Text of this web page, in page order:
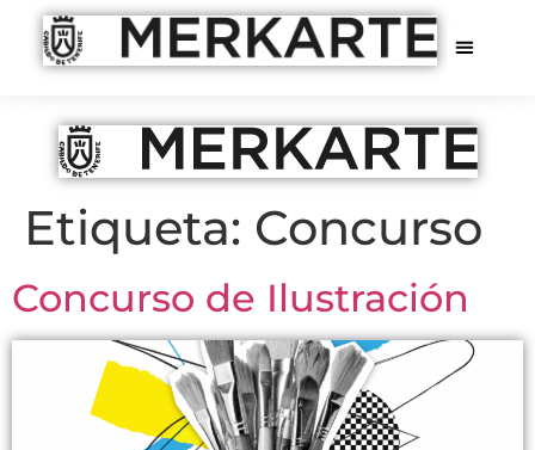
Etiqueta: Concurso
Concurso de Ilustración